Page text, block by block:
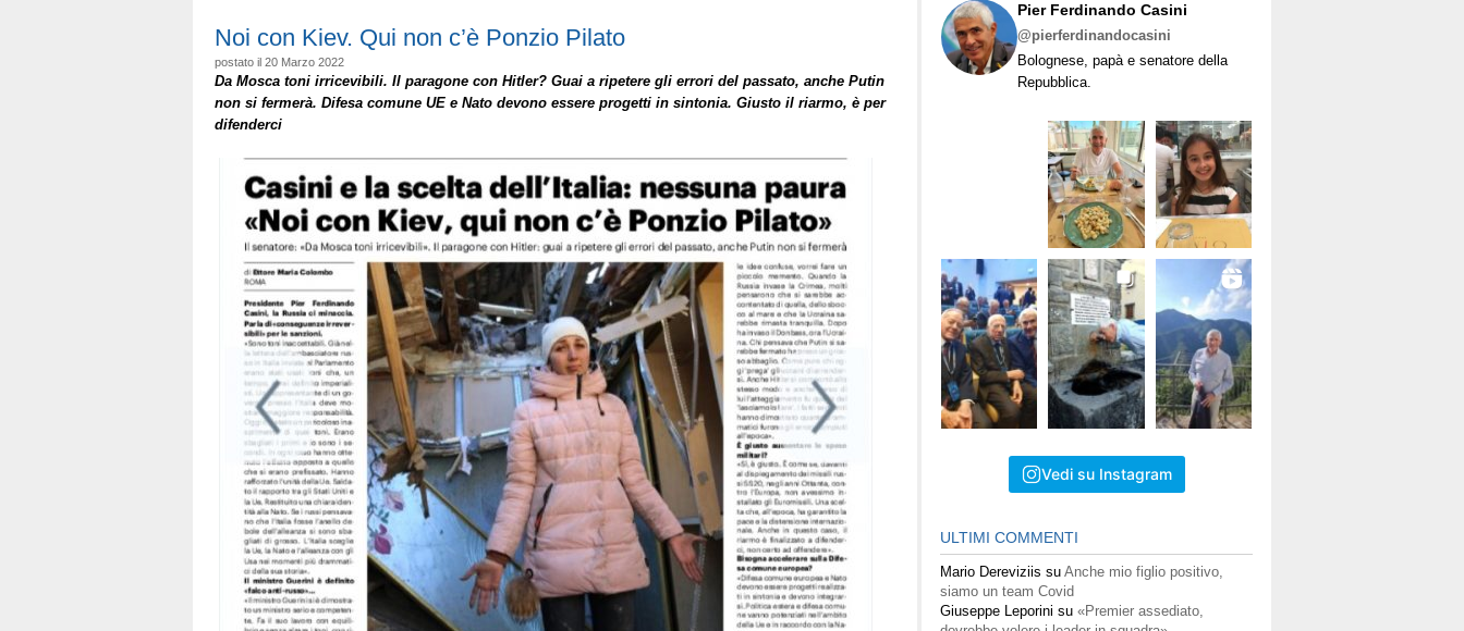
combatte
pure
noi.
Nato
avere
la
pace»
Noi con Kiev. Qui non c’è Ponzio Pilato
postato il 20 Marzo 2022
Da Mosca toni irricevibili. Il paragone con Hitler? Guai a ripetere gli errori del passato, anche Putin
non si fermerà. Difesa comune UE e Nato devono essere progetti in sintonia. Giusto il riarmo, è per
difenderci
Pier Ferdinando Casini
@pierferdinandocasini
Bolognese, papà e senatore della
Repubblica.
Vedi su Instagram
ULTIMI COMMENTI
Mario Dereviziis su Anche mio figlio positivo,
siamo un team Covid
Giuseppe Leporini su «Premier assediato,